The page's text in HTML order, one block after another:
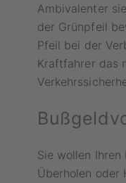
Ambivalenter
der Grünpfeil
Pfeil bei der
Kraftfahrer das
Sie wollen
Überholen oder